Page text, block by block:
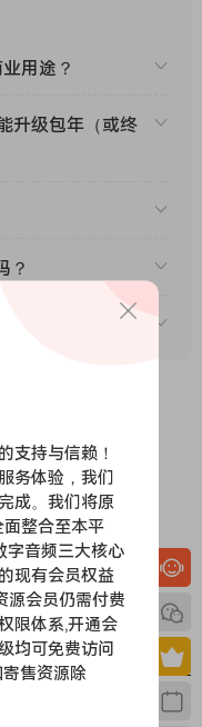
用途？
升级包年（或终
？
手王教程
下一篇
用IPAD打开你的绘画大
门-0基础也能会出美好事物
（2020.6）插画教程
支持与信赖！
务体验，我们
成。我们将原
整合至本平
字音频三大核心
现有会员权益
源会员仍需付费
限体系,开通会
均可免费访问
售资源除